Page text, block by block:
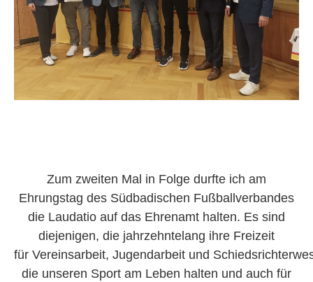
Zum zweiten Mal in Folge durfte ich am
Ehrungstag des Südbadischen Fußballverbandes
die Laudatio auf das Ehrenamt halten. Es sind
diejenigen, die jahrzehntelang ihre Freizeit
für Vereinsarbeit, Jugendarbeit und
die unseren Sport am Leben halten und auch für